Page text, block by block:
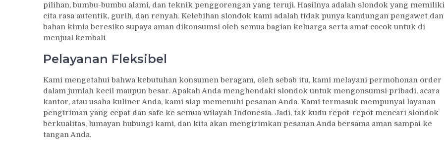
pilihan, bumbu-bumbu alami, dan teknik penggorengan yang teruji. Hasilnya adalah slondok yang memiliki
cita rasa autentik, gurih, dan renyah. Kelebihan slondok kami adalah tidak punya kandungan pengawet dan
bahan kimia beresiko supaya aman dikonsumsi oleh semua bagian keluarga serta amat cocok untuk di
menjual kembali
Pelayanan Fleksibel
Kami mengetahui bahwa kebutuhan konsumen beragam, oleh sebab itu, kami melayani permohonan order
dalam jumlah kecil maupun besar. Apakah Anda menghendaki slondok untuk mengonsumsi pribadi, acara
kantor, atau usaha kuliner Anda, kami siap memenuhi pesanan Anda. Kami termasuk mempunyai layanan
pengiriman yang cepat dan safe ke semua wilayah Indonesia. Jadi, tak kudu repot-repot mencari slondok
berkualitas, lumayan hubungi kami, dan kita akan mengirimkan pesanan Anda bersama aman sampai ke
tangan Anda.